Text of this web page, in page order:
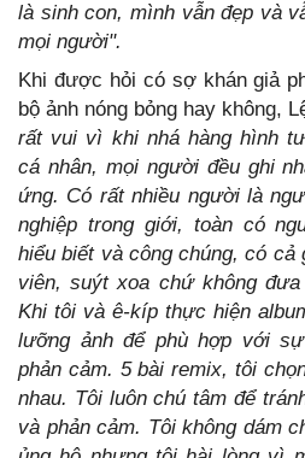
là sinh con, mình vẫn đẹp và
mọi người".
Khi được hỏi có sợ khán giả
bộ ảnh nóng bỏng hay không,
rất vui vì khi nhá hàng hình
cá nhân, mọi người đều ghi
ứng. Có rất nhiều người là
nghiệp trong giới, toàn có
hiểu biết và công chúng, có cả
viên, suýt xoa chứ không
Khi tôi và ê-kíp thực hiện
lưỡng ảnh để phù hợp với
phản cảm. 5 bài remix, tôi
nhau. Tôi luôn chú tâm để
và phản cảm. Tôi không dám